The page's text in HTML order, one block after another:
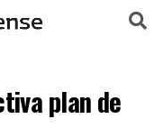
plan de